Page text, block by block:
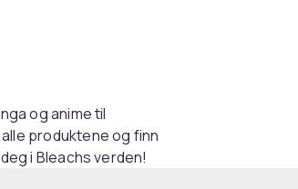
og anime til
produktene og finn
i Bleachs verden!